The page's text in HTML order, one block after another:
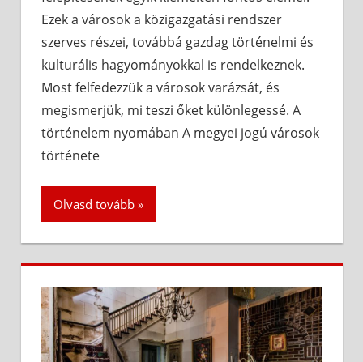
Ezek a városok a közigazgatási rendszer
szerves részei, továbbá gazdag történelmi és
kulturális hagyományokkal is rendelkeznek.
Most felfedezzük a városok varázsát, és
megismerjük, mi teszi őket különlegessé. A
történelem nyomában A megyei jogú városok
története
Olvasd tovább